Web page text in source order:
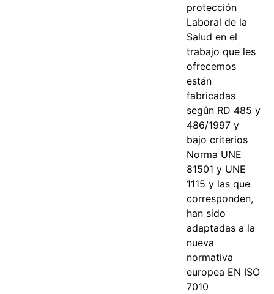
protección
Laboral de la
Salud en el
trabajo que les
ofrecemos
están
fabricadas
según RD 485 y
486/1997 y
bajo criterios
Norma UNE
81501 y UNE
1115 y las que
corresponden,
han sido
adaptadas a la
nueva
normativa
europea EN ISO
7010